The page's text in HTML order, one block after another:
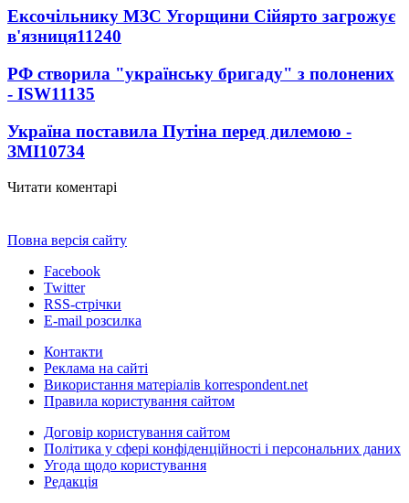
Ексочільнику МЗС Угорщини Сійярто загрожує
в'язниця11240
РФ створила "українську бригаду" з полонених
- ISW11135
Україна поставила Путіна перед дилемою -
ЗМІ10734
Читати коментарі
Повна версія сайту
Facebook
Twitter
RSS-стрічки
E-mail розсилка
Контакти
Реклама на сайті
Використання матеріалів korrespondent.net
Правила користування сайтом
Договір користування сайтом
Політика у сфері конфіденційності і персональних даних
Угода щодо користування
Редакція